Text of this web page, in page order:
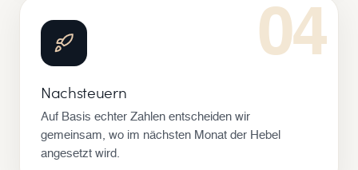
04
Nachsteuern
Auf Basis echter Zahlen entscheiden wir
gemeinsam, wo im nächsten Monat der Hebel
angesetzt wird.